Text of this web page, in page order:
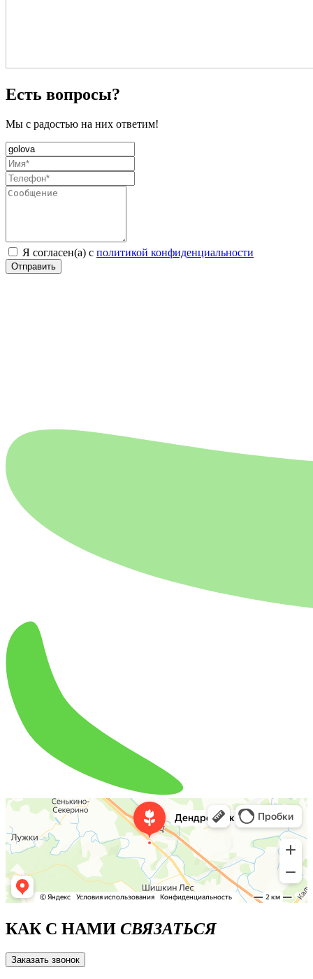
Есть вопросы?
Мы с радостью на них ответим!
Я согласен(а) с политикой конфиденциальности
Отправить
КАК С НАМИ СВЯЗАТЬСЯ
Заказать звонок